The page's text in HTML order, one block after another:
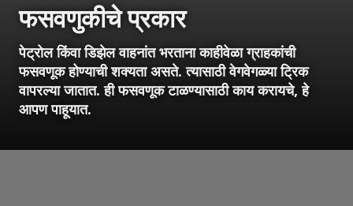
फसवणुकीचे प्रकार
पेट्रोल किंवा डिझेल वाहनांत भरताना काहीवेळा ग्राहकांची
फसवणूक होण्याची शक्यता असते. त्यासाठी वेगवेगळ्या ट्रिक
वापरल्या जातात. ही फसवणूक टाळण्यासाठी काय करायचे, हे
आपण पाहूयात.